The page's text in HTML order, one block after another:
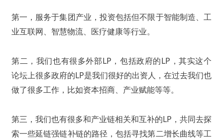
第一，服务于集团产业，投资包括但不限于智能制造、工
业互联网、智慧物流、医疗健康等行业。
第二，我们也有很多外部LP，包括政府的LP，其实这个
论坛上很多政府的LP是我们很好的出资人，在过去我们也
做了很多工作，比如资本招商、产业赋能等等。
第三，我们也有很多和产业链相关和互补的LP，共同去探
索一些延链强链补链的路径，包括寻找第二增长曲线等工